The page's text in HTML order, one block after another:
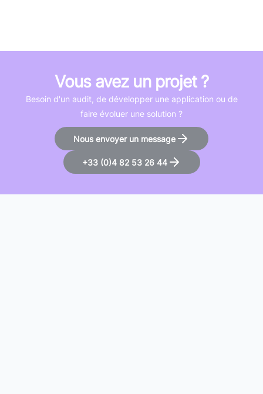
Vous avez un projet ?
Besoin d'un audit, de développer une application ou de
faire évoluer une solution ?
Nous envoyer un message
+33 (0)4 82 53 26 44